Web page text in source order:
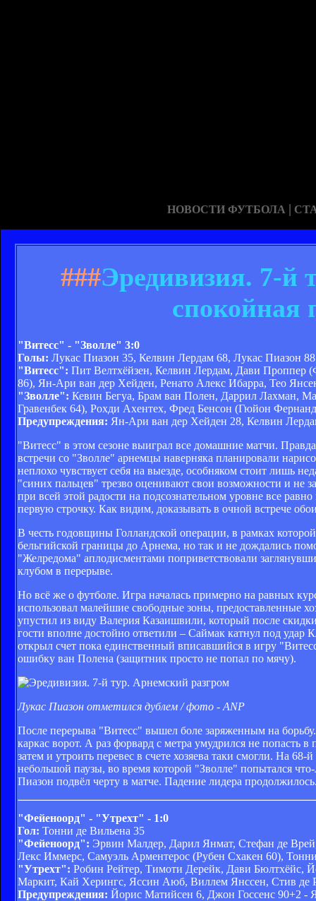
НОВОСТИ ФУТБОЛА |
###Эредивизия. 7-й
спокойная
"Витесс" - "Зволле" 3:0
Голы: Лукас Пиазон 35, Келвин Лердам 68, Лукас Пиазон 88
"Витесс": Пит Велтхёйзен, Келвин Лердам, Дави Проппер
86), Ян-Ари ван дер Хейден, Ренато Алекс Ибарра, Тео
"Зволле": Кевин Бегуа, Брам ван Полен, Даррил Лахман,
Гравенбек 64), Рохди Ахентех, Фред Бенсон (Гюйон
Предупреждения: Ян-Ари ван дер Хейден 28, Келвин
"Витесс" в этом сезоне выиграл все домашние матчи.
встречи со "Зволле" арнемцы наверняка планировали
неплохо чувствует себя на выезде, особняком стоит лишь
"синих пальцев" трезво оценивают свои возможности и не
при всей этой радости на подсознательном уровне все
первую строчку. Как видим, доказывать в очной встрече
В честь годовщины Голландской операции, в рамках
бельгийской границы до Арнема, но так и не дождались
"Желредома" аплодисментами поприветствовали
клубом в перерыве.
Но всё же о футболе. Игра началась примерно на равных
использовал малейшие свободные зоны, предоставленные
упустил из виду Валерия Казаишвили, который после
гости вполне достойно ответили – Саймак катнул под удар
открыл счет пока единственный вписавшийся в игру
ошибку ван Полена (защитник просто не попал по мячу).
Лукас Пиазон отметился дублем / фото - ANP
После перерыва "Витесс" вышел боле заряженным на
каркас ворот. А раз форвард с метра умудрился не попасть
затем и утроить перевес в счете хозяева таки смогли. На
небольшой паузы, во время которой "Зволле" попытался
Пиазон подвёл черту в матче. Падение лидера
"Фейеноорд" - "Утрехт" - 1:0
Гол: Тонни де Вильена 35
"Фейеноорд": Эрвин Малдер, Дарил Янмат, Стефан де
Лекс Иммерс, Самуэль Арментерос (Рубен Схакен 60),
"Утрехт": Робин Рейтер, Тимоти Дерейк, Дави Бюлтхёйс,
Маркит, Кай Херингс, Яссин Аюб, Виллем Янссен, Стив де
Предупреждения: Йорис Матийсен 6, Джон Госсенс 90+2 -